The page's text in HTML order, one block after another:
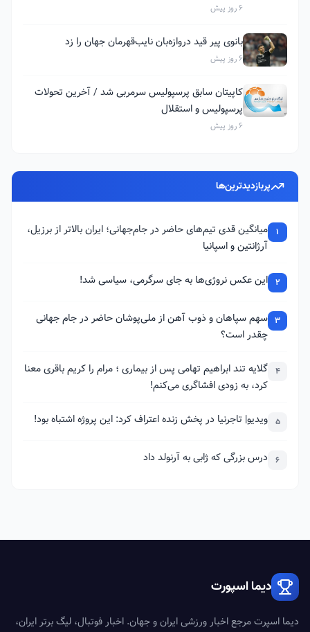
6 روز پیش
بانوی پیر قید دروازه‌بان نایب‌قهرمان جهان را زد
6 روز پیش
کاپیتان سابق پرسپولیس سرمربی شد / آخرین تحولات
پرسپولیس و استقلال
6 روز پیش
پربازدیدترین‌ها
1
میانگین قدی تیم‌های حاضر در جام‌جهانی؛ ایران بالاتر از برزیل،
آرژانتین و اسپانیا
2 این عکس نروژی‌ها به جای سرگرمی، سیاسی شد!
3 سهم سپاهان و ذوب آهن از ملی‌پوشان حاضر در جام جهانی
چقدر است؟
4 گلایه تند ابراهیم تهامی پس از بیماری ؛ مرام را کریم باقری معنا
کرد، به زودی افشاگری می‌کنم!
5 ویدیو| تاجرنیا در پخش زنده اعتراف کرد: این پروژه اشتباه بود!
6 درس بزرگی که ژابی به آرنولد داد
دیما اسپورت
دیما اسپرت مرجع اخبار ورزشی ایران و جهان. اخبار فوتبال، لیگ برتر ایران،